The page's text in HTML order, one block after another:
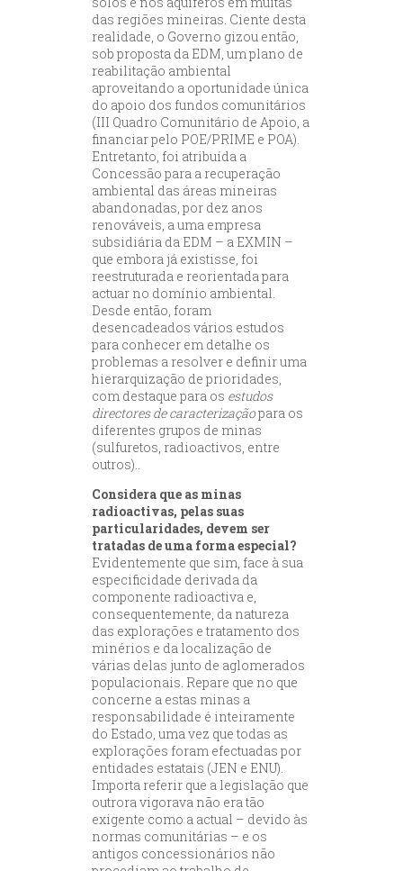
das regiões mineiras. Ciente desta
realidade, o Governo gizou então,
sob proposta da EDM, um plano de
reabilitação ambiental
aproveitando a oportunidade única
do apoio dos fundos comunitários
(III Quadro Comunitário de Apoio, a
financiar pelo POE/PRIME e POA).
Entretanto, foi atribuída a
Concessão para a recuperação
ambiental das áreas mineiras
abandonadas, por dez anos
renováveis, a uma empresa
subsidiária da EDM – a EXMIN –
que embora já existisse, foi
reestruturada e reorientada para
actuar no domínio ambiental.
Desde então, foram
desencadeados vários estudos
para conhecer em detalhe os
problemas a resolver e definir uma
hierarquização de prioridades,
com destaque para os estudos
directores de caracterizaçãopara os
diferentes grupos de minas
(sulfuretos, radioactivos, entre
outros)..
Considera que as minas
radioactivas, pelas suas
particularidades, devem ser
tratadas de uma forma especial?
Evidentemente que sim, face à sua
especificidade derivada da
componente radioactiva e,
consequentemente, da natureza
das explorações e tratamento dos
minérios e da localização de
várias delas junto de aglomerados
populacionais. Repare que no que
concerne a estas minas a
responsabilidade é inteiramente
do Estado, uma vez que todas as
explorações foram efectuadas por
entidades estatais (JEN e ENU).
Importa referir que a legislação que
outrora vigorava não era tão
exigente como a actual – devido às
normas comunitárias – e os
antigos concessionários não